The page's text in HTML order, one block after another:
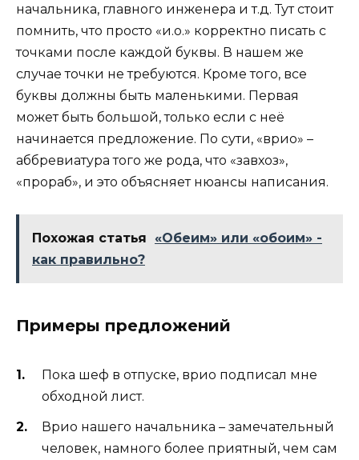
начальника, главного инженера и т.д. Тут стоит
помнить, что просто «и.о.» корректно писать с
точками после каждой буквы. В нашем же
случае точки не требуются. Кроме того, все
буквы должны быть маленькими. Первая
может быть большой, только если с неё
начинается предложение. По сути, «врио» –
аббревиатура того же рода, что «завхоз»,
«прораб», и это объясняет нюансы написания.
Похожая статья
«Обеим» или «обоим» -
как правильно?
Примеры предложений
Пока шеф в отпуске, врио подписал мне
обходной лист.
Врио нашего начальника – замечательный
человек, намного более приятный, чем сам